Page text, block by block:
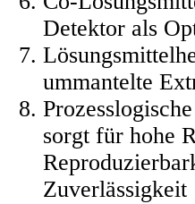
Detektor als
ummantelte
sorgt für hohe
Zuverlässigkeit